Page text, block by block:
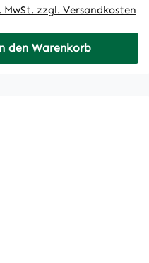
MwSt. zzgl. Versandkosten
den Warenkorb